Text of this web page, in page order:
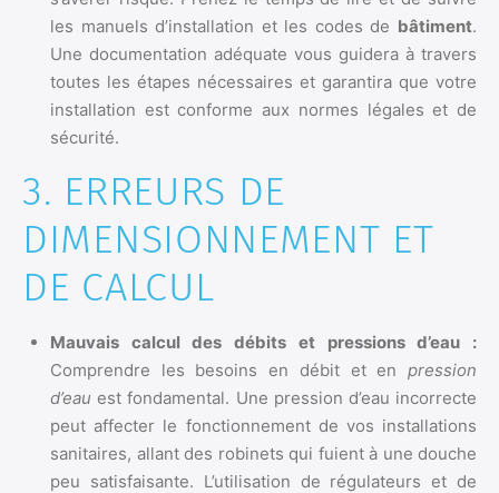
les manuels d’installation et les codes de bâtiment.
Une documentation adéquate vous guidera à travers
toutes les étapes nécessaires et garantira que votre
installation est conforme aux normes légales et de
sécurité.
3. ERREURS DE
DIMENSIONNEMENT ET
DE CALCUL
Mauvais calcul des débits et pressions d’eau :
Comprendre les besoins en débit et en pression
d’eau est fondamental. Une pression d’eau incorrecte
peut affecter le fonctionnement de vos installations
sanitaires, allant des robinets qui fuient à une douche
peu satisfaisante. L’utilisation de régulateurs et de